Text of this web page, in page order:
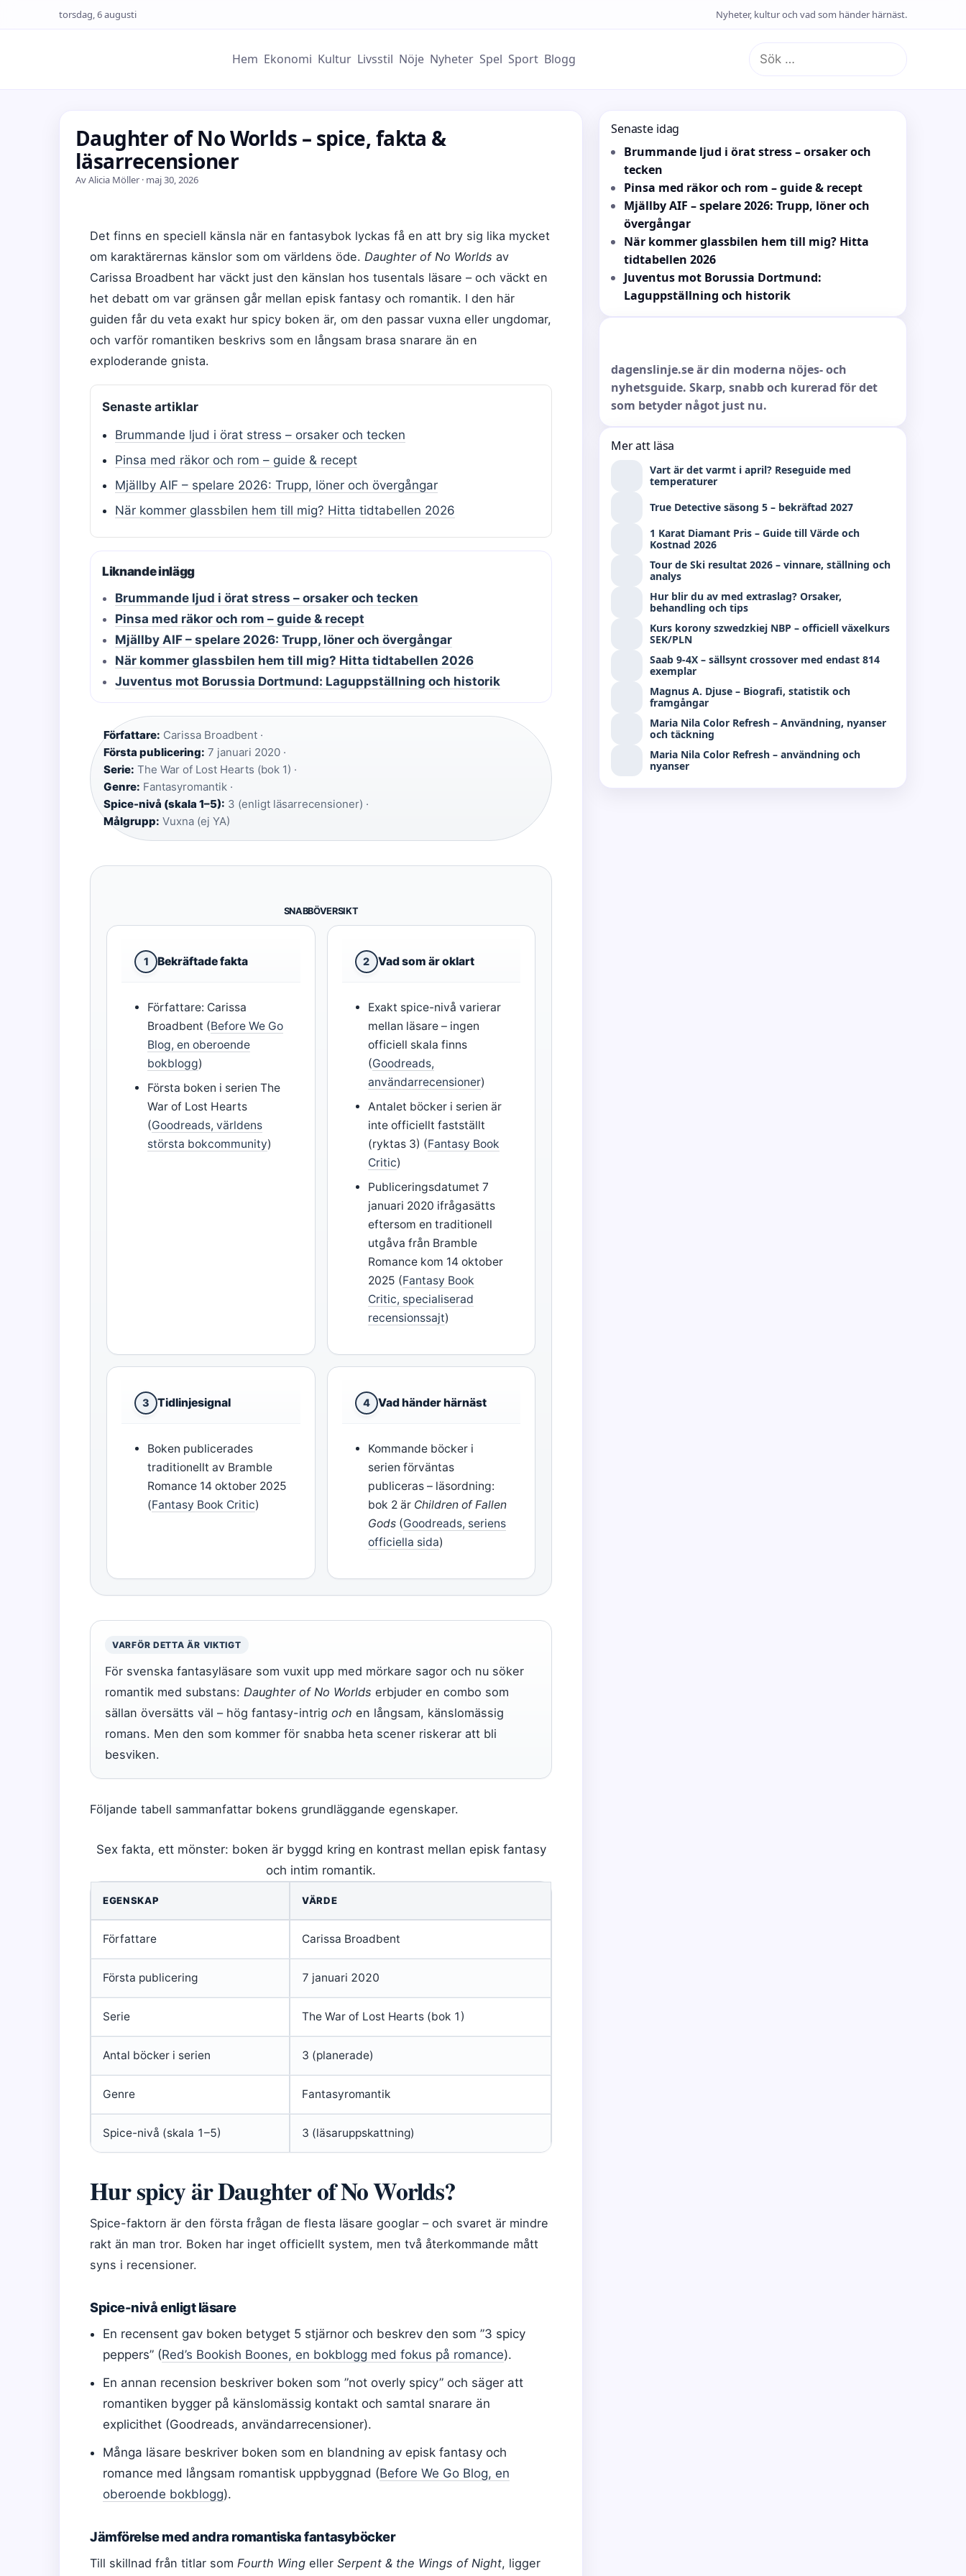
torsdag, 6 augusti Nyheter, kultur och vad som händer härnäst.
Hem Ekonomi Kultur Livsstil Nöje Nyheter Spel Sport Blogg
Sök
efter:
Daughter of No Worlds – spice, fakta &
läsarrecensioner
Av Alicia Möller · maj 30, 2026
Det finns en speciell känsla när en fantasybok lyckas få en att bry sig lika mycket
om karaktärernas känslor som om världens öde. Daughter of No Worlds av
Carissa Broadbent har väckt just den känslan hos tusentals läsare – och väckt en
het debatt om var gränsen går mellan episk fantasy och romantik. I den här
guiden får du veta exakt hur spicy boken är, om den passar vuxna eller ungdomar,
och varför romantiken beskrivs som en långsam brasa snarare än en
exploderande gnista.
Senaste artiklar
Brummande ljud i örat stress – orsaker och tecken
Pinsa med räkor och rom – guide & recept
Mjällby AIF – spelare 2026: Trupp, löner och övergångar
När kommer glassbilen hem till mig? Hitta tidtabellen 2026
Liknande inlägg
Brummande ljud i örat stress – orsaker och tecken
Pinsa med räkor och rom – guide & recept
Mjällby AIF – spelare 2026: Trupp, löner och övergångar
När kommer glassbilen hem till mig? Hitta tidtabellen 2026
Juventus mot Borussia Dortmund: Laguppställning och historik
Författare: Carissa Broadbent ·
Första publicering: 7 januari 2020 ·
Serie: The War of Lost Hearts (bok 1) ·
Genre: Fantasyromantik ·
Spice-nivå (skala 1–5): 3 (enligt läsarrecensioner) ·
Målgrupp: Vuxna (ej YA)
SNABBÖVERSIKT
1 Bekräftade fakta
Författare: Carissa
Broadbent (Before We Go
Blog, en oberoende
bokblogg)
Första boken i serien The
War of Lost Hearts
(Goodreads, världens
största bokcommunity)
2 Vad som är oklart
Exakt spice-nivå varierar
mellan läsare – ingen
officiell skala finns
(Goodreads,
användarrecensioner)
Antalet böcker i serien är
inte officiellt fastställt
(ryktas 3) (Fantasy Book
Critic)
Publiceringsdatumet 7
januari 2020 ifrågasätts
eftersom en traditionell
utgåva från Bramble
Romance kom 14 oktober
2025 (Fantasy Book
Critic, specialiserad
recensionssajt)
3 Tidlinjesignal
Boken publicerades
traditionellt av Bramble
Romance 14 oktober 2025
(Fantasy Book Critic)
4 Vad händer härnäst
Kommande böcker i
serien förväntas
publiceras – läsordning:
bok 2 är Children of Fallen
Gods(Goodreads, seriens
officiella sida)
VARFÖR DETTA ÄR VIKTIGT
För svenska fantasyläsare som vuxit upp med mörkare sagor och nu söker
romantik med substans: Daughter of No Worlds erbjuder en combo som
sällan översätts väl – hög fantasy-intrig och en långsam, känslomässig
romans. Men den som kommer för snabba heta scener riskerar att bli
besviken.
Följande tabell sammanfattar bokens grundläggande egenskaper.
Sex fakta, ett mönster: boken är byggd kring en kontrast mellan episk fantasy
och intim romantik.
EGENSKAP VÄRDE
Författare Carissa Broadbent
Första publicering 7 januari 2020
Serie The War of Lost Hearts (bok 1)
Antal böcker i serien 3 (planerade)
Genre Fantasyromantik
Spice-nivå (skala 1–5) 3 (läsaruppskattning)
Hur spicy är Daughter of No Worlds?
Spice-faktorn är den första frågan de flesta läsare googlar – och svaret är mindre
rakt än man tror. Boken har inget officiellt system, men två återkommande mått
syns i recensioner.
Spice-nivå enligt läsare
En recensent gav boken betyget 5 stjärnor och beskrev den som ”3 spicy
peppers” (Red’s Bookish Boones, en bokblogg med fokus på romance).
En annan recension beskriver boken som ”not overly spicy” och säger att
romantiken bygger på känslomässig kontakt och samtal snarare än
explicithet (Goodreads, användarrecensioner).
Många läsare beskriver boken som en blandning av episk fantasy och
romance med långsam romantisk uppbyggnad (Before We Go Blog, en
oberoende bokblogg).
Jämförelse med andra romantiska fantasyböcker
Till skillnad från titlar som Fourth Wing eller Serpent & the Wings of Night, ligger
Senaste idag
Brummande ljud i örat stress – orsaker och
tecken
Pinsa med räkor och rom – guide & recept
Mjällby AIF – spelare 2026: Trupp, löner och
övergångar
När kommer glassbilen hem till mig? Hitta
tidtabellen 2026
Juventus mot Borussia Dortmund:
Laguppställning och historik
dagenslinje.se är din moderna nöjes- och
nyhetsguide. Skarp, snabb och kurerad för det
som betyder något just nu.
Mer att läsa
Vart är det varmt i april? Reseguide med
temperaturer
True Detective säsong 5 – bekräftad 2027
1 Karat Diamant Pris – Guide till Värde och
Kostnad 2026
Tour de Ski resultat 2026 – vinnare, ställning och
analys
Hur blir du av med extraslag? Orsaker,
behandling och tips
Kurs korony szwedzkiej NBP – officiell växelkurs
SEK/PLN
Saab 9-4X – sällsynt crossover med endast 814
exemplar
Magnus A. Djuse – Biografi, statistik och
framgångar
Maria Nila Color Refresh – Användning, nyanser
och täckning
Maria Nila Color Refresh – användning och
nyanser